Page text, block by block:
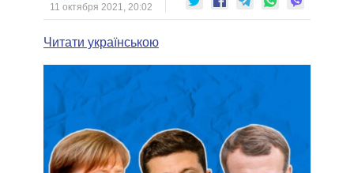
МЭРЫ
ВСЕ ПЕРСОНЫ
СРАВНЕНИЕ ПОЛИТИКОВ
11 октября 2021, 20:02
Читати українською